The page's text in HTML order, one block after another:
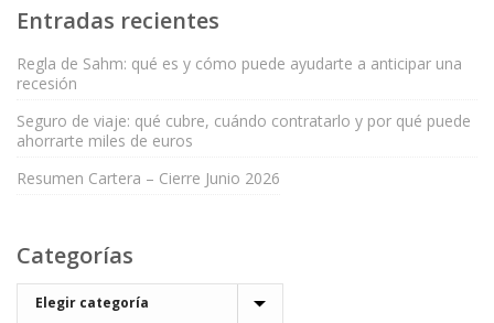
Entradas recientes
Regla de Sahm: qué es y cómo puede ayudarte a anticipar una
recesión
Seguro de viaje: qué cubre, cuándo contratarlo y por qué puede
ahorrarte miles de euros
Resumen Cartera – Cierre Junio 2026
Categorías